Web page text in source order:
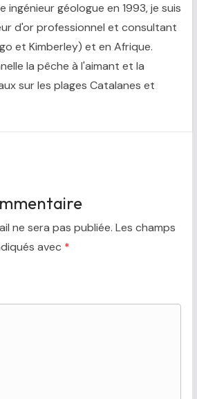
ingénieur géologue en 1993, je suis
d'or professionnel et consultant
et Kimberley) et en Afrique.
la pêche à l'aimant et la
sur les plages Catalanes et
ne sera pas publiée. Les champs
avec *